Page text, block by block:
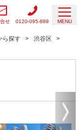
せ 0120-095-889 MENU
ら探す
渋谷区